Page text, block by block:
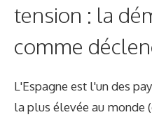
tension : la
comme
L'Espagne est l'un des
la plus élevée au monde